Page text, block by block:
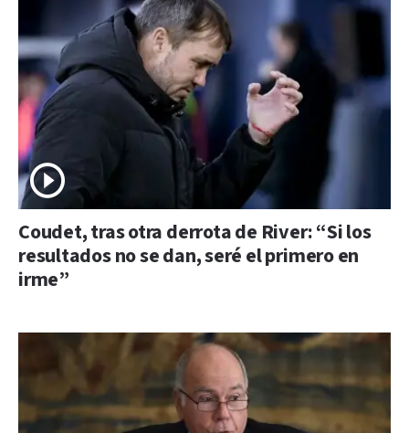
Coudet, tras otra derrota de River: “Si los
resultados no se dan, seré el primero en
irme”